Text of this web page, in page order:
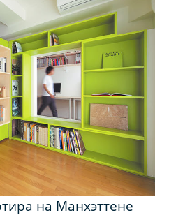
на Манхэттене